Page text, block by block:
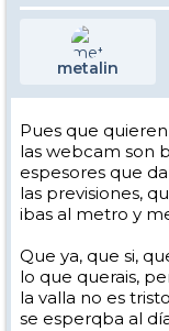
metalin
Pues que
las webcam son
espesores que
las previsiones,
ibas al metro y
Que ya, que si,
lo que querais,
la valla no es
se esperqba al